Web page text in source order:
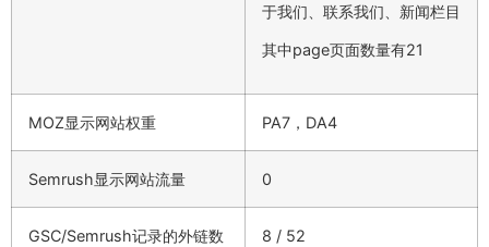
于我们、联系我们、新闻栏目
其中page页面数量有21
MOZ显示网站权重 PA7，DA4
Semrush显示网站流量 0
GSC/Semrush记录的外链数
8 / 52